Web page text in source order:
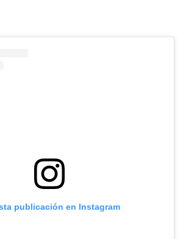
publicación en Instagram